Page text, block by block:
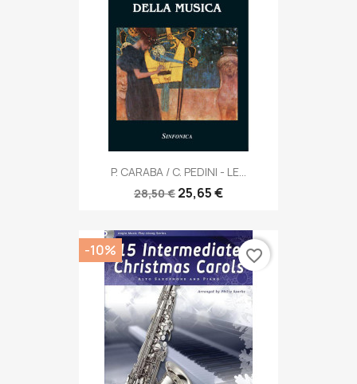
P. CARABA / C. PEDINI - LE...
28,50 € 25,65 €
-10% favorite_border